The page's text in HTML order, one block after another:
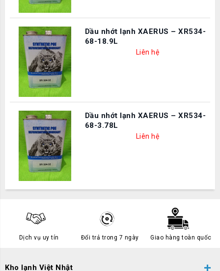
Dầu nhớt lạnh XAERUS – XR534-
68-18.9L
Liên hệ
Dầu nhớt lạnh XAERUS – XR534-
68-3.78L
Liên hệ
Dịch vụ uy tín Đổi trả trong 7 ngày Giao hàng toàn quốc
Kho lạnh Việt Nhật